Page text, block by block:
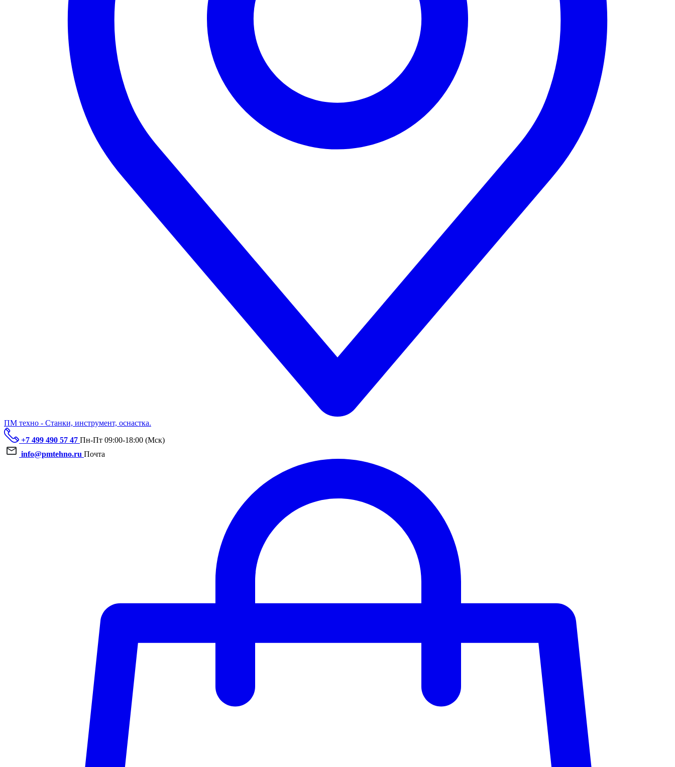
ПМ техно - Станки, инструмент, оснастка.
+7 499 490 57 47 Пн-Пт 09:00-18:00 (Мск)
info@pmtehno.ru Почта